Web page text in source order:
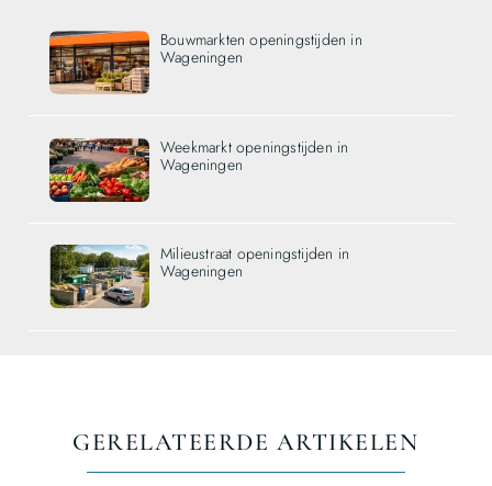
Bouwmarkten openingstijden in
Wageningen
Weekmarkt openingstijden in
Wageningen
Milieustraat openingstijden in
Wageningen
GERELATEERDE ARTIKELEN